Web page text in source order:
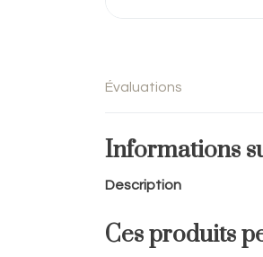
Évaluations
Informations
Description
Ces produits